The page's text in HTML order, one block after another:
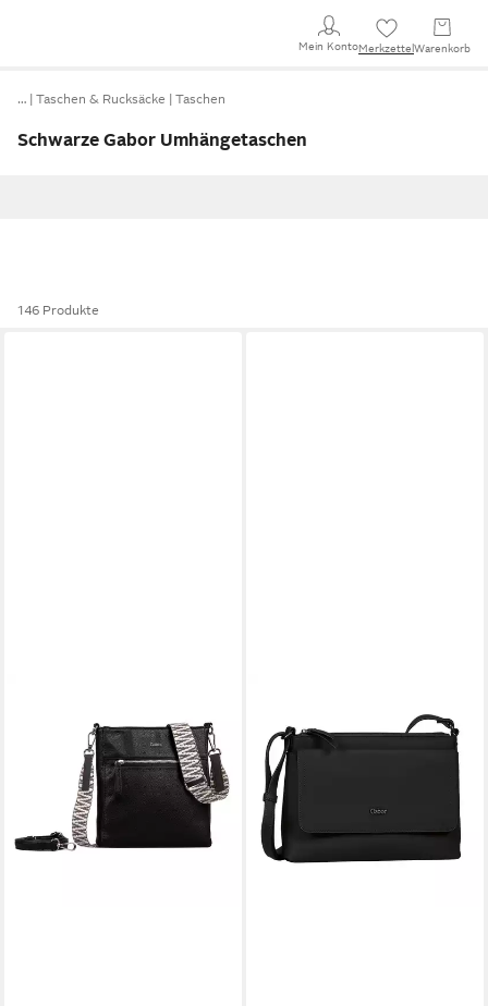
Mein KontoMerkzettel Warenkorb
… Taschen & Rucksäcke Taschen
Schwarze Gabor Umhängetaschen
146 Produkte